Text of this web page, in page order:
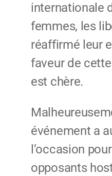
internationale
femmes, les
réaffirmé leur
faveur de
est chère.
événement a
l’occasion
opposants